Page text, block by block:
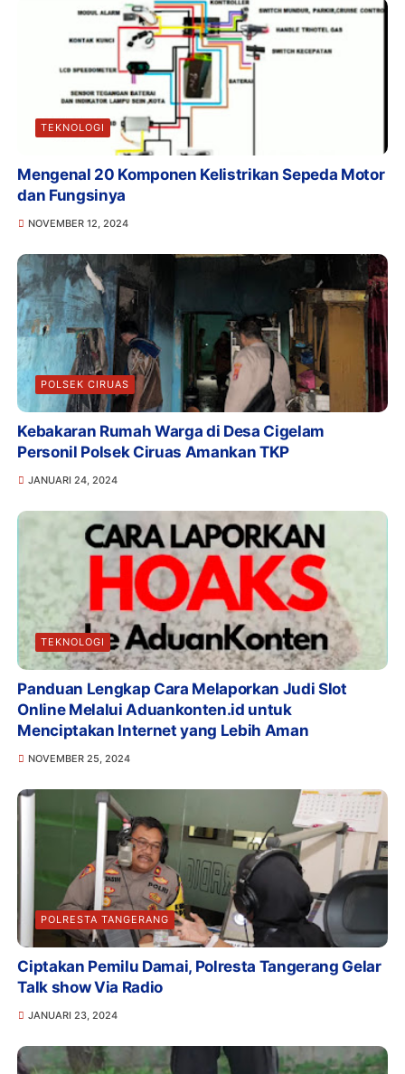
TEKNOLOGI
Mengenal 20 Komponen Kelistrikan Sepeda Motor
dan Fungsinya
NOVEMBER 12, 2024
POLSEK CIRUAS
Kebakaran Rumah Warga di Desa Cigelam
Personil Polsek Ciruas Amankan TKP
JANUARI 24, 2024
TEKNOLOGI
Panduan Lengkap Cara Melaporkan Judi Slot
Online Melalui Aduankonten.id untuk
Menciptakan Internet yang Lebih Aman
NOVEMBER 25, 2024
POLRESTA TANGERANG
Ciptakan Pemilu Damai, Polresta Tangerang Gelar
Talk show Via Radio
JANUARI 23, 2024